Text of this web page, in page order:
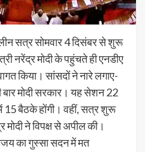
सत्र सोमवार 4 दिसंबर से शुरू
नरेंद्र मोदी के पहुंचते ही एनडीए
किया। सांसदों ने नारे लगाए-
बार मोदी सरकार। यह सेशन 22
15 बैठके होंगी। वहीं, सत्र शुरू
ने विपक्ष से अपील की।
का गुस्सा सदन में मत